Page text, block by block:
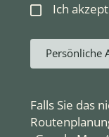
Ich
Persönliche
Falls Sie das